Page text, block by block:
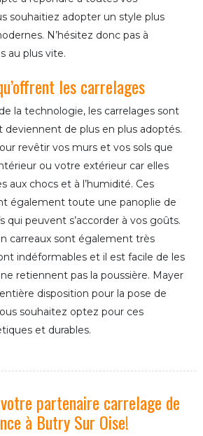
souhaitiez adopter un style plus
N’hésitez donc pas à
au plus vite.
les carrelages
la technologie, les carrelages sont
deviennent de plus en plus adoptés.
revêtir vos murs et vos sols que
ou votre extérieur car elles
aux chocs et à l’humidité. Ces
également toute une panoplie de
peuvent s’accorder à vos goûts.
carreaux sont également très
indéformables et il est facile de les
retiennent pas la poussière. Mayer
disposition pour la pose de
souhaitez optez pour ces
et durables.
partenaire carrelage de
à Butry Sur Oise!